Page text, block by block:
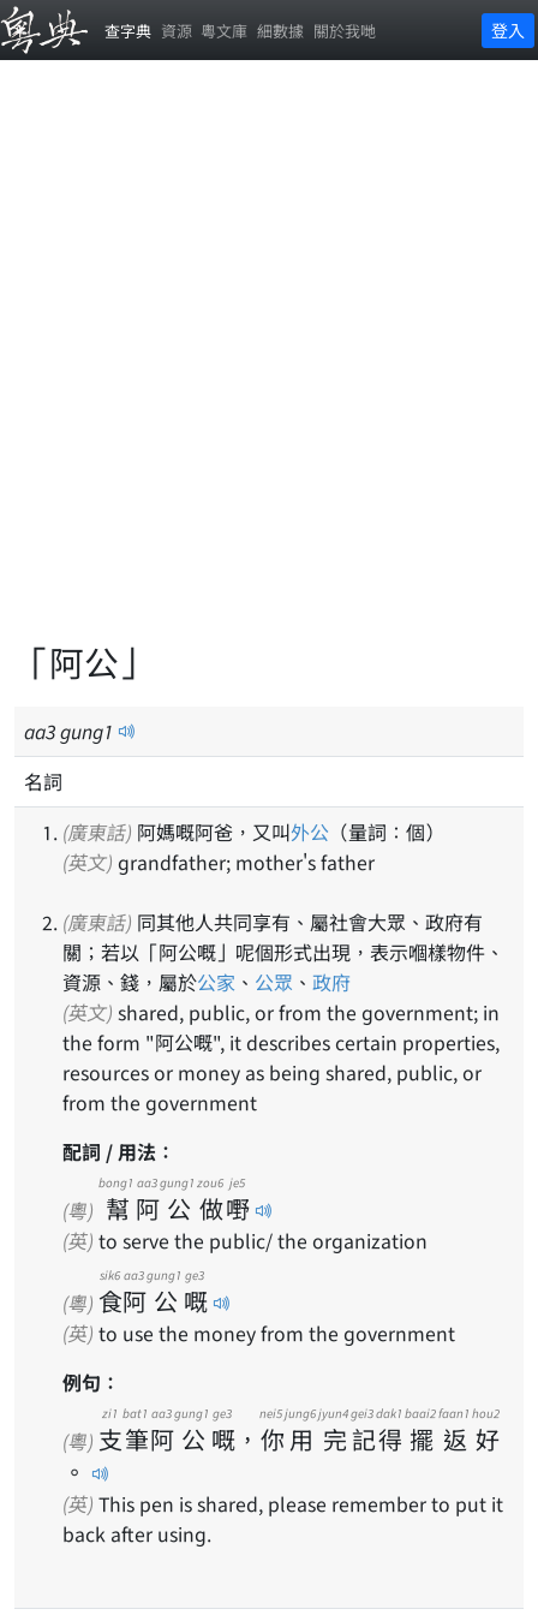
查字典 資源 粵文庫 細數據 關於我哋 登入
「阿公」
aa3gung1
名詞
(廣東話) 阿媽嘅阿爸，又叫外公 （量詞：個）
(英文) grandfather; mother's father
(廣東話)
關；若以「阿公嘅」呢個形式出現，表示嗰樣物件、
資源、錢，屬於公家 、 公眾 、 政府
(英文)
the form "阿公嘅", it describes certain properties,
resources or money as being shared, public, or
from the government
配詞 / 用法：
(粵) 幫
bong1
阿
aa3
公
gung1
做
zou6
嘢
je5
(英) to serve the public/ the organization
(粵) 食
sik6
阿
aa3
公
gung1
嘅
ge3
(英) to use the money from the government
例句：
(粵) 支
zi1
筆
bat1
阿
aa3
公
gung1
嘅
ge3
， 你
nei5
用
jung6
完
jyun4
記
gei3
得
dak1
擺
baai2
返
faan1
好
hou2
。
(英) This pen is shared, please remember to put it
back after using.